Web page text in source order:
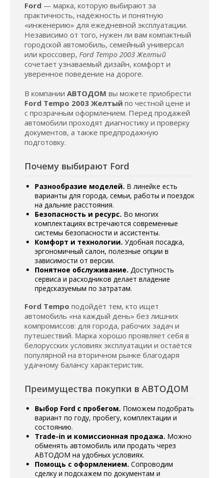
Ford — марка, которую выбирают за
практичность, надёжность и понятную
«инженерию» для ежедневной эксплуатации.
Независимо от того, нужен ли вам компактный
городской автомобиль, семейный универсал
или кроссовер, Ford Tempo 2003 Желтый
сочетает узнаваемый дизайн, комфорт и
уверенное поведение на дороге.
В компании АВТОДОМ вы можете приобрести
Ford Tempo 2003 Желтый по честной цене и
с прозрачным оформлением. Перед продажей
автомобили проходят диагностику и проверку
документов, а также предпродажную
подготовку.
Почему выбирают Ford
Разнообразие моделей. В линейке есть
варианты для города, семьи, работы и поездок
на дальние расстояния.
Безопасность и ресурс. Во многих
комплектациях встречаются современные
системы безопасности и ассистенты.
Комфорт и технологии. Удобная посадка,
эргономичный салон, полезные опции в
зависимости от версии.
Понятное обслуживание. Доступность
сервиса и расходников делает владение
предсказуемым по затратам.
Ford Tempo подойдёт тем, кто ищет
автомобиль «на каждый день» без лишних
компромиссов: для города, рабочих задач и
путешествий. Марка хорошо проявляет себя в
белорусских условиях эксплуатации и остаётся
популярной на вторичном рынке благодаря
удачному балансу характеристик.
Преимущества покупки в АВТОДОМ
Выбор Ford с пробегом. Поможем подобрать
вариант по году, пробегу, комплектации и
состоянию.
Trade-in и комиссионная продажа. Можно
обменять автомобиль или продать через
АВТОДОМ на удобных условиях.
Помощь с оформлением. Сопроводим
сделку и подскажем по документам и